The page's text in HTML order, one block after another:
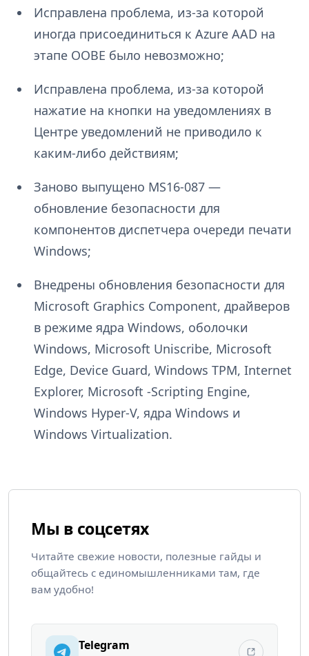
Исправлена проблема, из-за которой
иногда присоединиться к Azure AAD на
этапе OOBE было невозможно;
Исправлена проблема, из-за которой
нажатие на кнопки на уведомлениях в
Центре уведомлений не приводило к
каким-либо действиям;
Заново выпущено MS16-087 —
обновление безопасности для
компонентов диспетчера очереди печати
Windows;
Внедрены обновления безопасности для
Microsoft Graphics Component, драйверов
в режиме ядра Windows, оболочки
Windows, Microsoft Uniscribe, Microsoft
Edge, Device Guard, Windows TPM, Internet
Explorer, Microsoft -Scripting Engine,
Windows Hyper-V, ядра Windows и
Windows Virtualization.
Мы в соцсетях
Читайте свежие новости, полезные гайды и
общайтесь с единомышленниками там, где
вам удобно!
Telegram